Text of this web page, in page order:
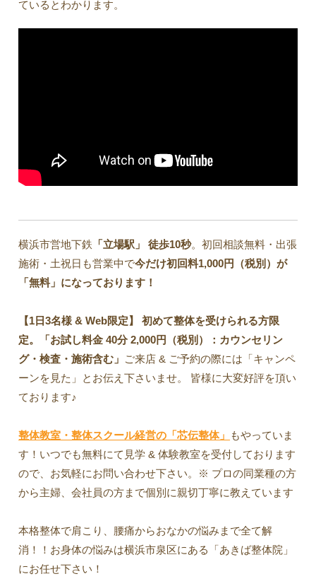
ているとわかります。
横浜市営地下鉄 「立場駅」 徒歩10秒。初回相談無料・出張
施術・土祝日も営業中で今だけ初回料1,000円（税別）が
「無料」になっております！
【1日3名様 & Web限定】 初めて整体を受けられる方限
定。「お試し料金 40分 2,000円（税別）：カウンセリン
グ・検査・施術含む」 ご来店 & ご予約の際には「キャンペ
ーンを見た」とお伝え下さいませ。 皆様に大変好評を頂い
ております♪
整体教室・整体スクール経営の「芯伝整体」
もやっていま
す！いつでも無料にて見学 & 体験教室を受付しております
ので、お気軽にお問い合わせ下さい。※ プロの同業種の方
から主婦、会社員の方まで個別に親切丁寧に教えています
本格整体で肩こり、腰痛からおなかの悩みまで全て解
消！！お身体の悩みは横浜市泉区にある「あきば整体院」
にお任せ下さい！